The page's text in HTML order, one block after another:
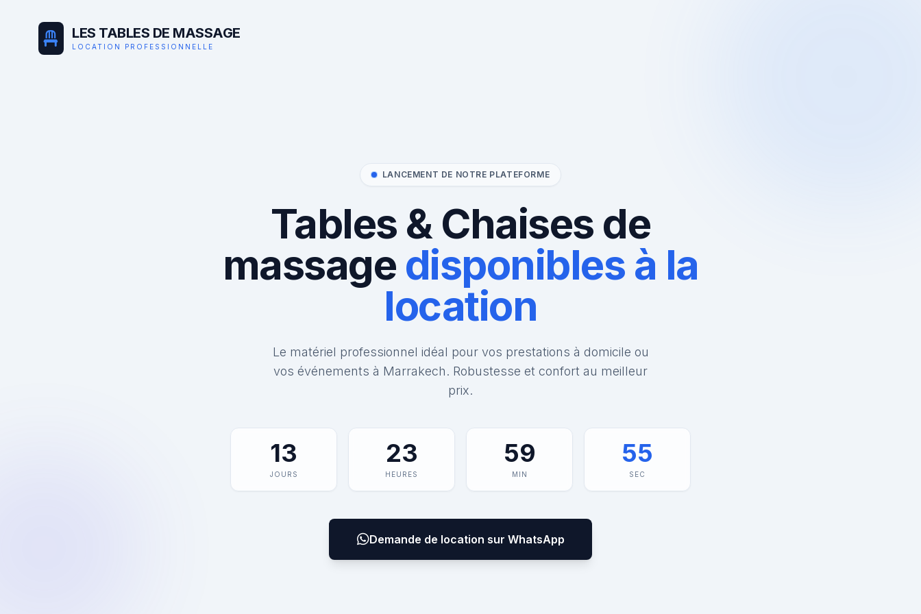
LES TABLES DE MASSAGE
LOCATION PROFESSIONNELLE
LANCEMENT DE NOTRE PLATEFORME
Tables & Chaises de
massage disponibles à la
location
Le matériel professionnel idéal pour vos prestations à domicile ou
vos événements à Marrakech. Robustesse et confort au meilleur
prix.
13
JOURS
23
HEURES
59
MIN
55
SEC
Demande de location sur WhatsApp